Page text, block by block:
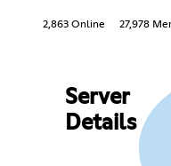
2,863 Online 27,978
Server
Details